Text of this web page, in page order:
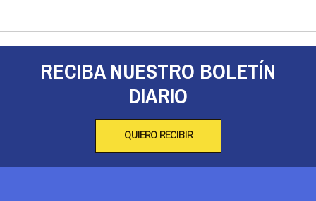
RECIBA NUESTRO BOLETÍN
DIARIO
QUIERO RECIBIR